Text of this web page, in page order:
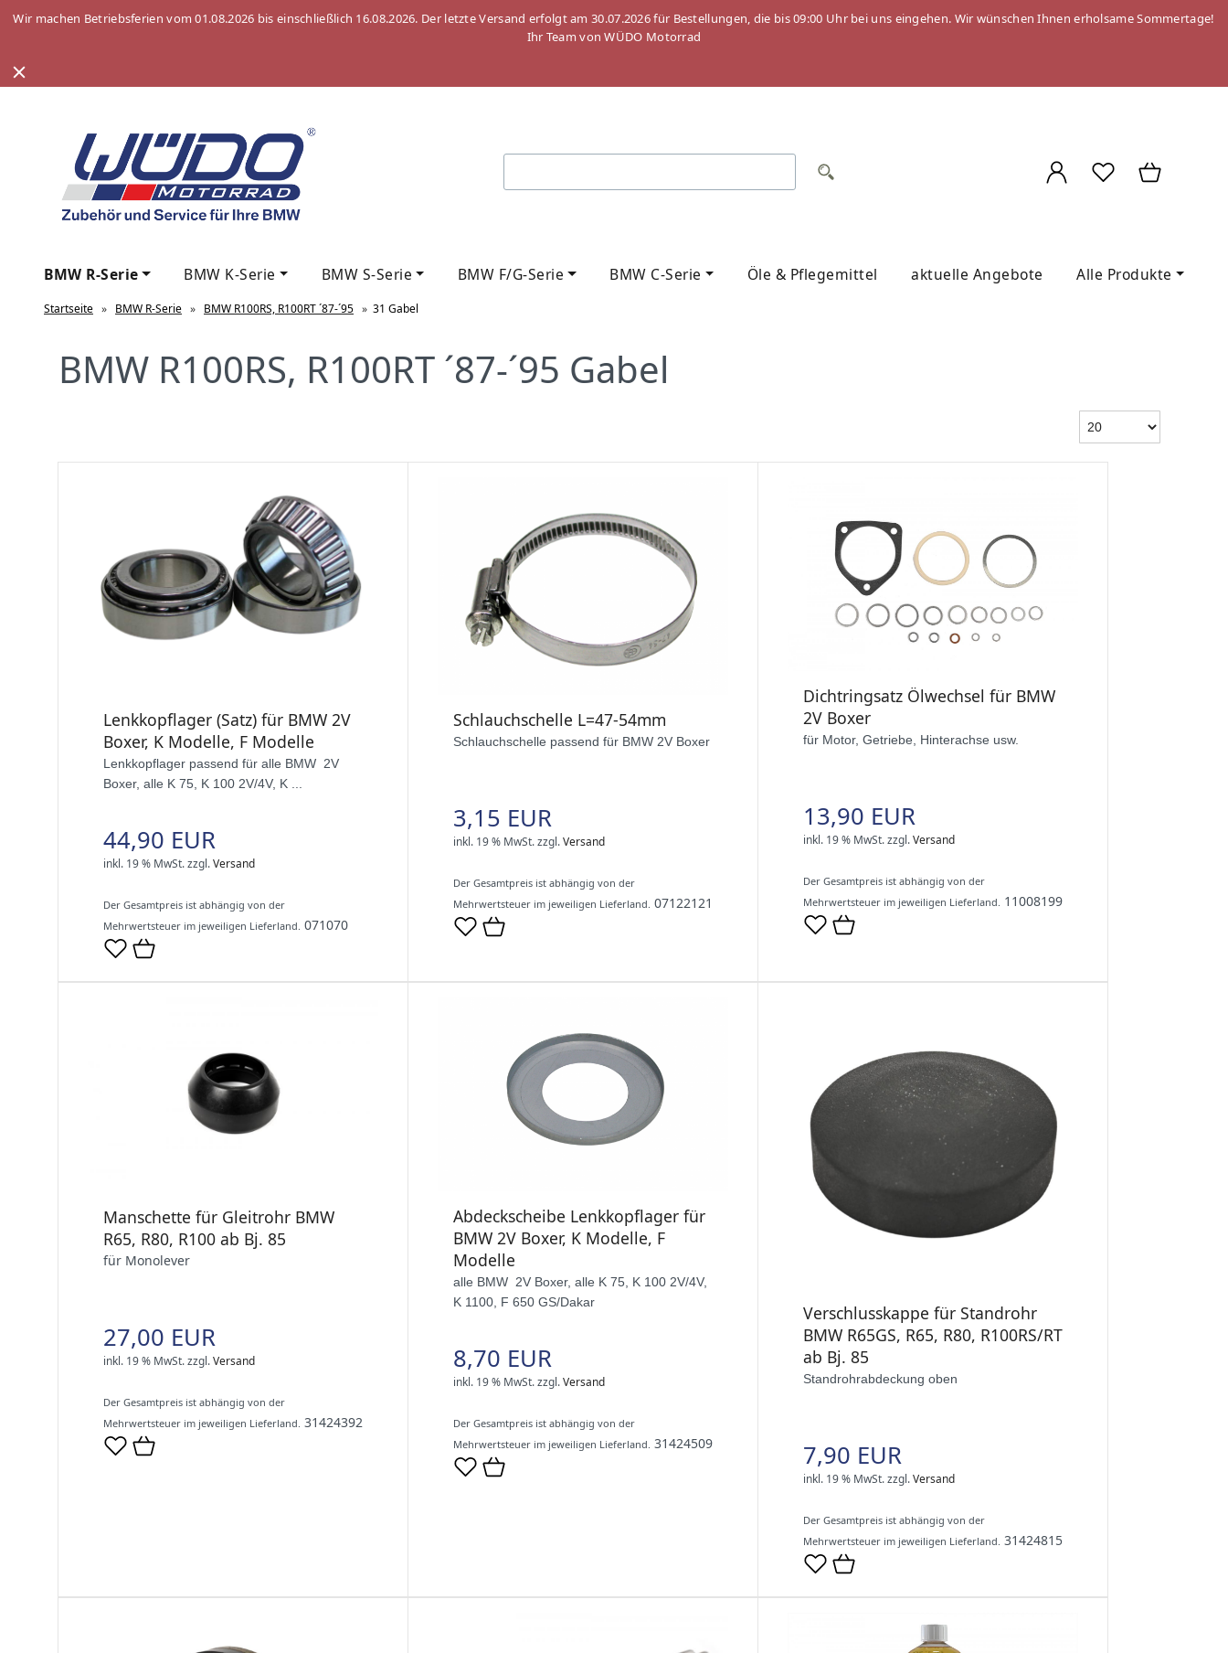
Wir machen Betriebsferien vom 01.08.2026 bis einschließlich 16.08.2026. Der letzte Versand erfolgt am 30.07.2026 für Bestellungen, die bis 09:00 Uhr bei uns eingehen. Wir wünschen Ihnen erholsame Sommertage!
Ihr Team von WÜDO Motorrad
BMW R-Serie BMW K-Serie BMW S-Serie BMW F/G-Serie BMW C-Serie Öle & Pflegemittel aktuelle Angebote Alle Produkte
Startseite » BMW R-Serie » BMW R100RS, R100RT ´87-´95 » 31 Gabel
BMW R100RS, R100RT ´87-´95 Gabel
Lenkkopflager (Satz) für BMW 2V
Boxer, K Modelle, F Modelle
Lenkkopflager passend für alle BMW 2V
Boxer, alle K 75, K 100 2V/4V, K ...
44,90 EUR
inkl. 19 % MwSt.zzgl.Versand
Der Gesamtpreis ist abhängig von der
Mehrwertsteuer im jeweiligen Lieferland. 071070
Schlauchschelle L=47-54mm
Schlauchschelle passend für BMW 2V Boxer
3,15 EUR
inkl. 19 % MwSt.zzgl.Versand
Der Gesamtpreis ist abhängig von der
Mehrwertsteuer im jeweiligen Lieferland. 07122121
Dichtringsatz Ölwechsel für BMW
2V Boxer
für Motor, Getriebe, Hinterachse usw.
13,90 EUR
inkl. 19 % MwSt.zzgl.Versand
Der Gesamtpreis ist abhängig von der
Mehrwertsteuer im jeweiligen Lieferland. 11008199
Manschette für Gleitrohr BMW
R65, R80, R100 ab Bj. 85
für Monolever
27,00 EUR
inkl. 19 % MwSt.zzgl.Versand
Der Gesamtpreis ist abhängig von der
Mehrwertsteuer im jeweiligen Lieferland. 31424392
Abdeckscheibe Lenkkopflager für
BMW 2V Boxer, K Modelle, F
Modelle
alle BMW 2V Boxer, alle K 75, K 100 2V/4V,
K 1100, F 650 GS/Dakar
8,70 EUR
inkl. 19 % MwSt.zzgl.Versand
Der Gesamtpreis ist abhängig von der
Mehrwertsteuer im jeweiligen Lieferland. 31424509
Verschlusskappe für Standrohr
BMW R65GS, R65, R80, R100RS/RT
ab Bj. 85
Standrohrabdeckung oben
7,90 EUR
inkl. 19 % MwSt.zzgl.Versand
Der Gesamtpreis ist abhängig von der
Mehrwertsteuer im jeweiligen Lieferland. 31424815